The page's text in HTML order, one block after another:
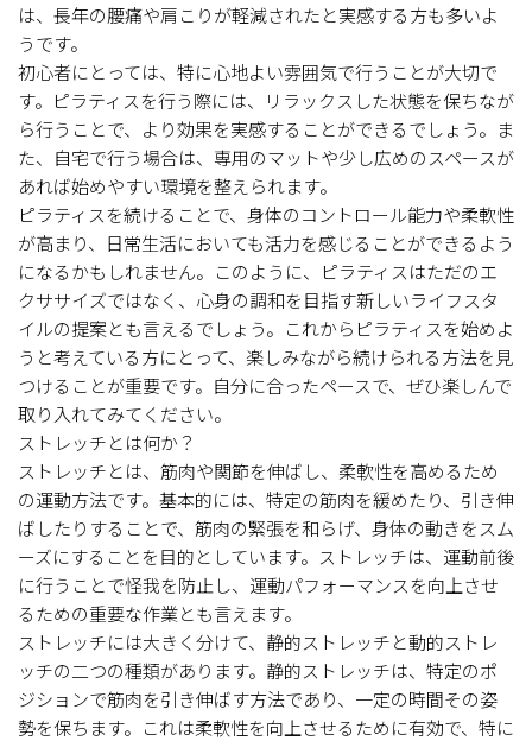
は、長年の腰痛や肩こりが軽減されたと実感する方も多いよ
うです。
初心者にとっては、特に心地よい雰囲気で行うことが大切で
す。ピラティスを行う際には、リラックスした状態を保ちなが
ら行うことで、より効果を実感することができるでしょう。ま
た、自宅で行う場合は、専用のマットや少し広めのスペースが
あれば始めやすい環境を整えられます。
ピラティスを続けることで、身体のコントロール能力や柔軟性
が高まり、日常生活においても活力を感じることができるよう
になるかもしれません。このように、ピラティスはただのエ
クササイズではなく、心身の調和を目指す新しいライフスタ
イルの提案とも言えるでしょう。これからピラティスを始めよ
うと考えている方にとって、楽しみながら続けられる方法を見
つけることが重要です。自分に合ったペースで、ぜひ楽しんで
取り入れてみてください。
ストレッチとは何か？
ストレッチとは、筋肉や関節を伸ばし、柔軟性を高めるため
の運動方法です。基本的には、特定の筋肉を緩めたり、引き伸
ばしたりすることで、筋肉の緊張を和らげ、身体の動きをスム
ーズにすることを目的としています。ストレッチは、運動前後
に行うことで怪我を防止し、運動パフォーマンスを向上させ
るための重要な作業とも言えます。
ストレッチには大きく分けて、静的ストレッチと動的ストレ
ッチの二つの種類があります。静的ストレッチは、特定のポ
ジションで筋肉を引き伸ばす方法であり、一定の時間その姿
勢を保ちます。これは柔軟性を向上させるために有効で、特に